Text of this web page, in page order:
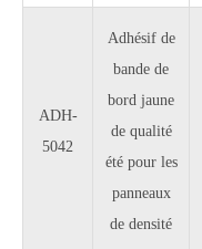
ADH-
5042
Adhésif de
bande de
bord jaune
de qualité
été pour les
panneaux
de densité